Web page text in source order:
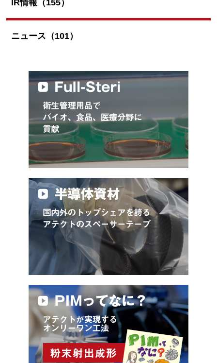
IR情報（155）
ニュース（101）